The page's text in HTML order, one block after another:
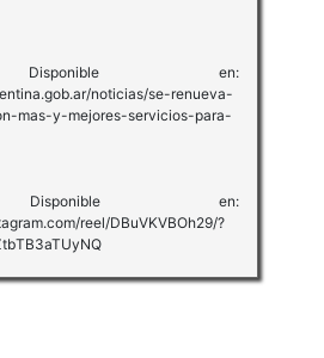
en:
noticias/se-renueva-
mas-y-mejores-servicios-para-
en:
reel/DBuVKVBOh29/?